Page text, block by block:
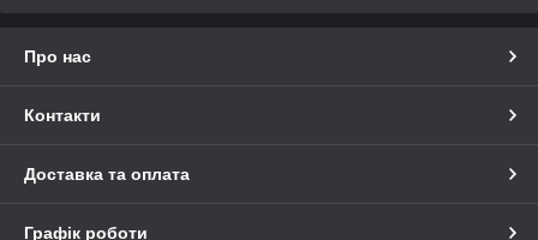
Про нас
Контакти
Доставка та оплата
Графік роботи